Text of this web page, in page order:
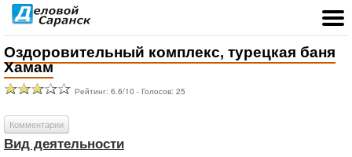
Оздоровительный комплекс, турецкая баня
Хамам
Рейтинг: 6.6/10 - Голосов: 25
Комментарии
Вид деятельности